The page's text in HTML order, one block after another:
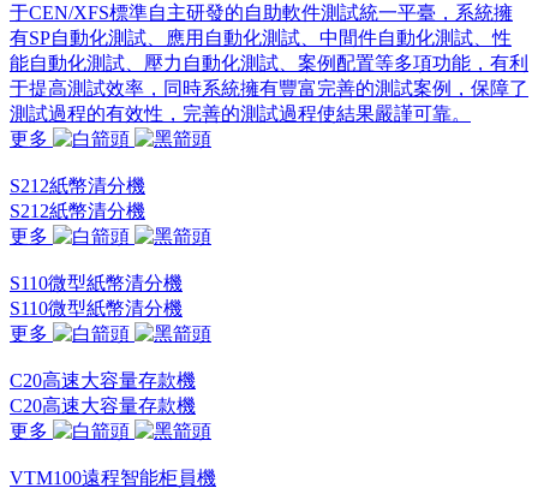
于CEN/XFS標準自主研發的自助軟件測試統一平臺，系統擁
有SP自動化測試、應用自動化測試、中間件自動化測試、性
能自動化測試、壓力自動化測試、案例配置等多項功能，有利
于提高測試效率，同時系統擁有豐富完善的測試案例，保障了
測試過程的有效性，完善的測試過程使結果嚴謹可靠。
更多
S212紙幣清分機
S212紙幣清分機
更多
S110微型紙幣清分機
S110微型紙幣清分機
更多
C20高速大容量存款機
C20高速大容量存款機
更多
VTM100遠程智能柜員機